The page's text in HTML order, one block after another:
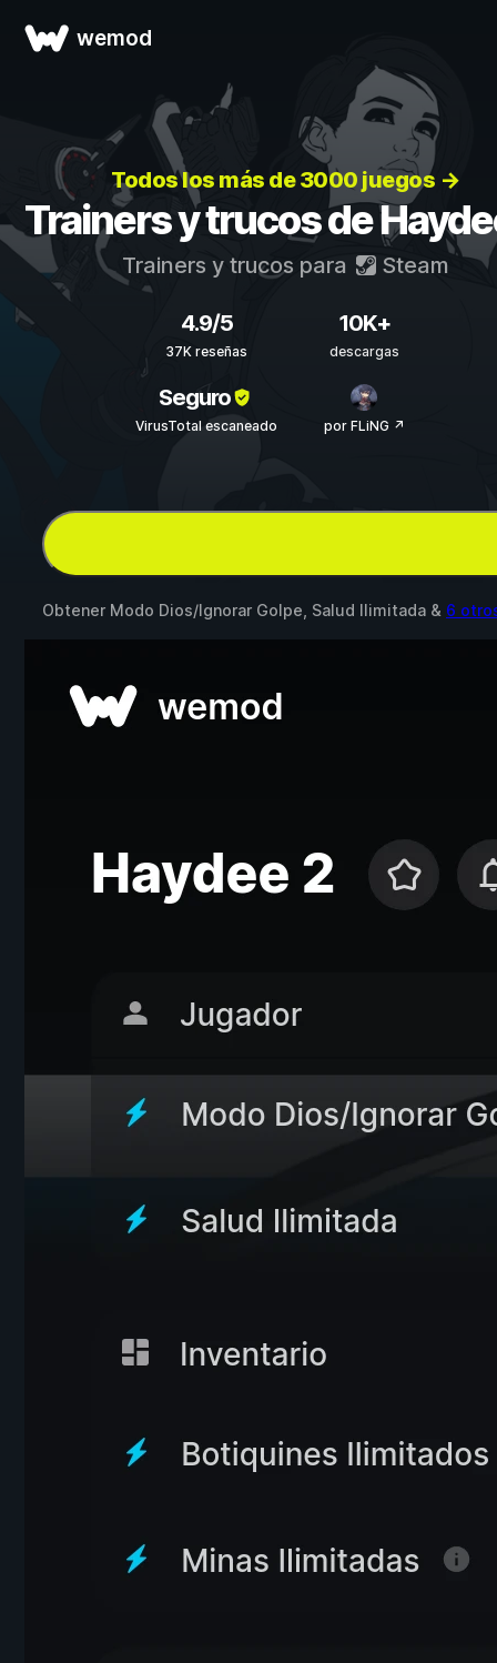
wemod
Todos los más de 3000 juegos →
Trainers y trucos de
Trainers y trucos para Steam
4.9/5
37K reseñas
10K+
descargas
Seguro
VirusTotal escaneado por FLiNG ↗
Obtener Modo Dios/Ignorar Golpe, Salud Ilimitada & 6